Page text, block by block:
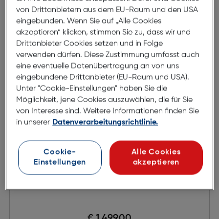
in den Warenkorb
von Drittanbietern aus dem EU-Raum und den USA
eingebunden. Wenn Sie auf „Alle Cookies
akzeptieren“ klicken, stimmen Sie zu, dass wir und
Drittanbieter Cookies setzen und in Folge
verwenden dürfen. Diese Zustimmung umfasst auch
eine eventuelle Datenübertragung an von uns
eingebundene Drittanbieter (EU-Raum und USA).
Unter "Cookie-Einstellungen" haben Sie die
Möglichkeit, jene Cookies auszuwählen, die für Sie
von Interesse sind. Weitere Informationen finden Sie
in unserer Datenverarbeitungsrichtlinie.
Cookie-
Einstellungen
Alle Cookies
akzeptieren